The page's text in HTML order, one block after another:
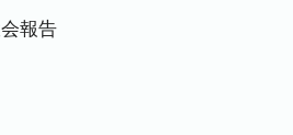
報告